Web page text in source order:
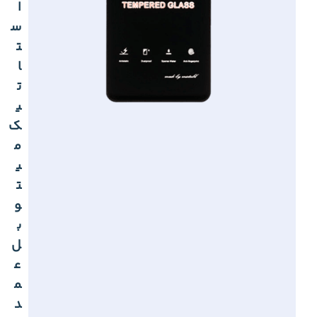
ا
س
ت
ا
ت
ی
ک
م
ی
ت
و
ب
ل
ع
م
د